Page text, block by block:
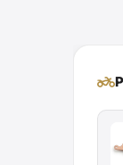
two_wheeler